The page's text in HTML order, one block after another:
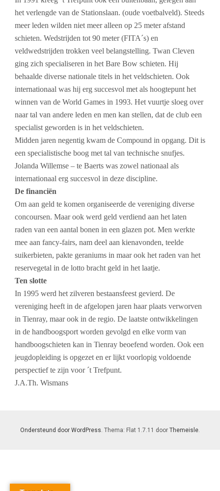
het verlengde van de Stationslaan. (oude voetbalveld). Steeds
meer leden wilden niet meer alleen op 25 meter afstand
schieten. Wedstrijden tot 90 meter (FITA´s) en
veldwedstrijden trokken veel belangstelling. Twan Cleven
ging zich specialiseren in het Bare Bow schieten. Hij
behaalde diverse nationale titels in het veldschieten. Ook
internationaal was hij erg succesvol met als hoogtepunt het
winnen van de World Games in 1993. Het vuurtje sloeg over
naar tal van andere leden en men kan stellen, dat de club een
specialist geworden is in het veldschieten.
Midden jaren negentig kwam de Compound in opgang. Dit is
een specialistische boog met tal van technische snufjes.
Jolanda Willemse – te Baerts was zowel nationaal als
internationaal erg succesvol in deze discipline.
De financiën
Om aan geld te komen organiseerde de vereniging diverse
concoursen. Maar ook werd geld verdiend aan het laten
raden van een aantal bonen in een glazen pot. Men werkte
mee aan fancy-fairs, nam deel aan kienavonden, teelde
suikerbieten, pakte geraniums in maar ook het raden van het
reservegetal in de lotto bracht geld in het laatje.
Ten slotte
In 1995 werd het zilveren bestaansfeest gevierd. De
vereniging heeft in de afgelopen jaren haar plaats verworven
in Tienray, maar ook in de regio. De laatste ontwikkelingen
in de handboogsport worden gevolgd en elke vorm van
handboogschieten kan in Tienray beoefend worden. Ook een
jeugdopleiding is opgezet en er lijkt voorlopig voldoende
perspectief te zijn voor ´t Trefpunt.
J.A.Th. Wismans
Ondersteund door WordPress. Thema: Flat 1.7.11 door Themeisle.